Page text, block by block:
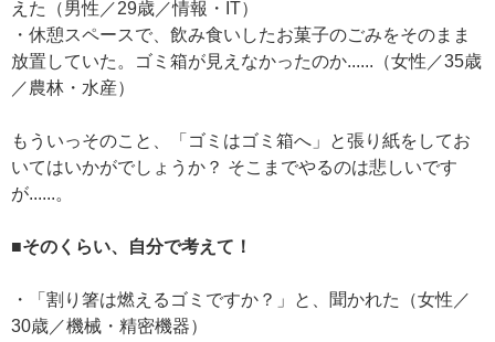
えた（男性／29歳／情報・IT）
・休憩スペースで、飲み食いしたお菓子のごみをそのまま
放置していた。ゴミ箱が見えなかったのか......（女性／35歳
／農林・水産）
もういっそのこと、「ゴミはゴミ箱へ」と張り紙をしてお
いてはいかがでしょうか？ そこまでやるのは悲しいです
が......。
■そのくらい、自分で考えて！
・「割り箸は燃えるゴミですか？」と、聞かれた（女性／
30歳／機械・精密機器）